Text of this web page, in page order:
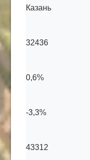
Казань
32436
0,6%
-3,3%
43312